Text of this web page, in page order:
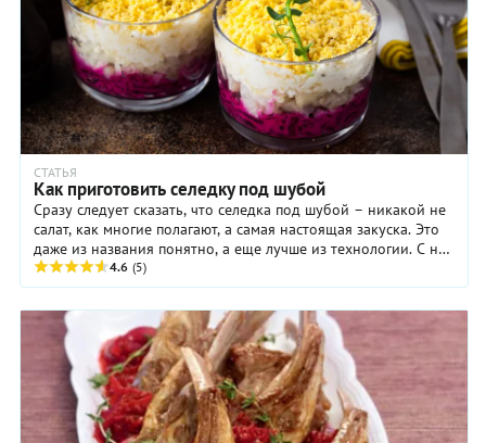
СТАТЬЯ
Как приготовить селедку под шубой
Сразу следует сказать, что селедка под шубой – никакой не
салат, как многие полагают, а самая настоящая закуска. Это
даже из названия понятно, а еще лучше из технологии. С нее
и начнем – ...
4.6 (5)